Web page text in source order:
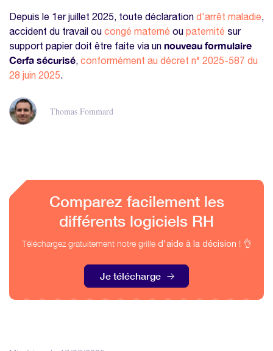
Depuis le 1er juillet 2025, toute déclaration d'arrêt maladie,
accident du travail ou congé materné ou paternité sur
support papier doit être faite via un nouveau formulaire
Cerfa sécurisé, conformément au décret n° 2025-587 du
28 juin 2025.
Thomas Fommard
Comparez facilement les
différents logiciels RH
Téléchargez gratuitement notre grille d'aide à la décision ! 👌
Je télécharge